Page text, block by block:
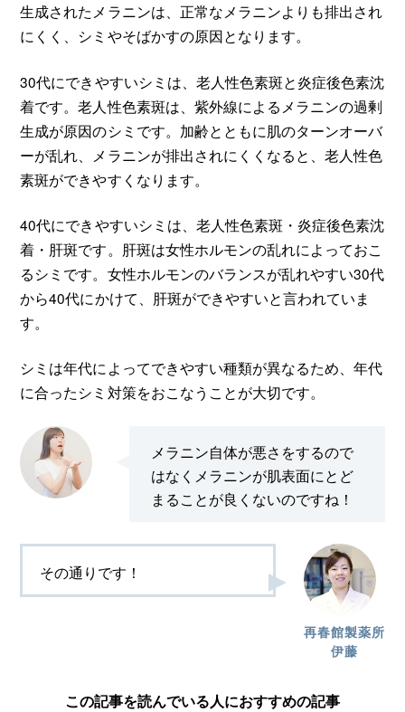
生成されたメラニンは、正常なメラニンよりも排出され
にくく、シミやそばかすの原因となります。
30代にできやすいシミは、老人性色素斑と炎症後色素沈
着です。老人性色素斑は、紫外線によるメラニンの過剰
生成が原因のシミです。加齢とともに肌のターンオーバ
ーが乱れ、メラニンが排出されにくくなると、老人性色
素斑ができやすくなります。
40代にできやすいシミは、老人性色素斑・炎症後色素沈
着・肝斑です。肝斑は女性ホルモンの乱れによっておこ
るシミです。女性ホルモンのバランスが乱れやすい30代
から40代にかけて、肝斑ができやすいと言われていま
す。
シミは年代によってできやすい種類が異なるため、年代
に合ったシミ対策をおこなうことが大切です。
メラニン自体が悪さをするので
はなくメラニンが肌表面にとど
まることが良くないのですね！
再春館製薬所
伊藤
その通りです！
この記事を読んでいる人におすすめの記事